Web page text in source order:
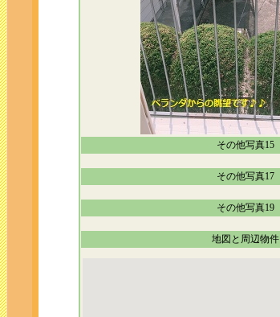
その他写真15
その他写真17
その他写真19
地図と周辺物件